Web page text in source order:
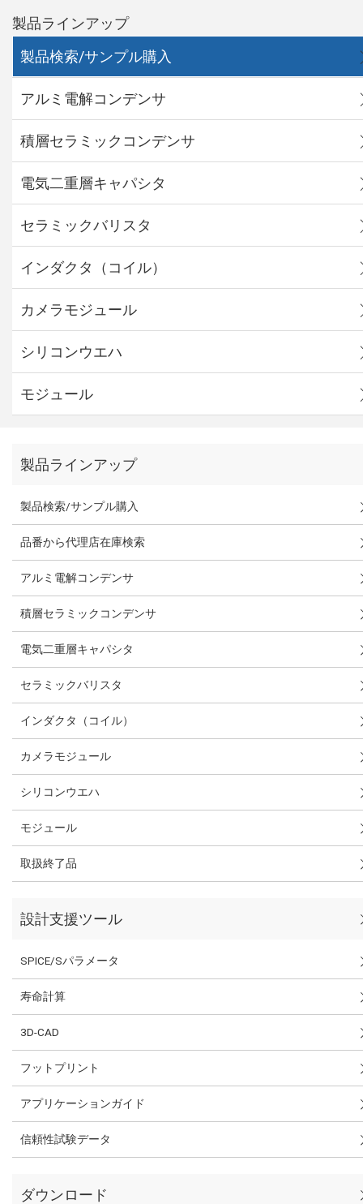
製品ラインアップ
製品検索/サンプル購入
アルミ電解コンデンサ
積層セラミックコンデンサ
電気二重層キャパシタ
セラミックバリスタ
インダクタ（コイル）
カメラモジュール
シリコンウエハ
モジュール
製品ラインアップ
製品検索/サンプル購入
品番から代理店在庫検索
アルミ電解コンデンサ
積層セラミックコンデンサ
電気二重層キャパシタ
セラミックバリスタ
インダクタ（コイル）
カメラモジュール
シリコンウエハ
モジュール
取扱終了品
設計支援ツール
SPICE/Sパラメータ
寿命計算
3D-CAD
フットプリント
アプリケーションガイド
信頼性試験データ
ダウンロード